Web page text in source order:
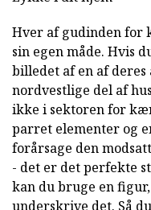
Hver af gudinden for
sin egen måde. Hvis
billedet af en af
nordvestlige del af
ikke i sektoren for
parret elementer og
forårsage den
- det er det perfekte
kan du bruge en
underskrive det. Så